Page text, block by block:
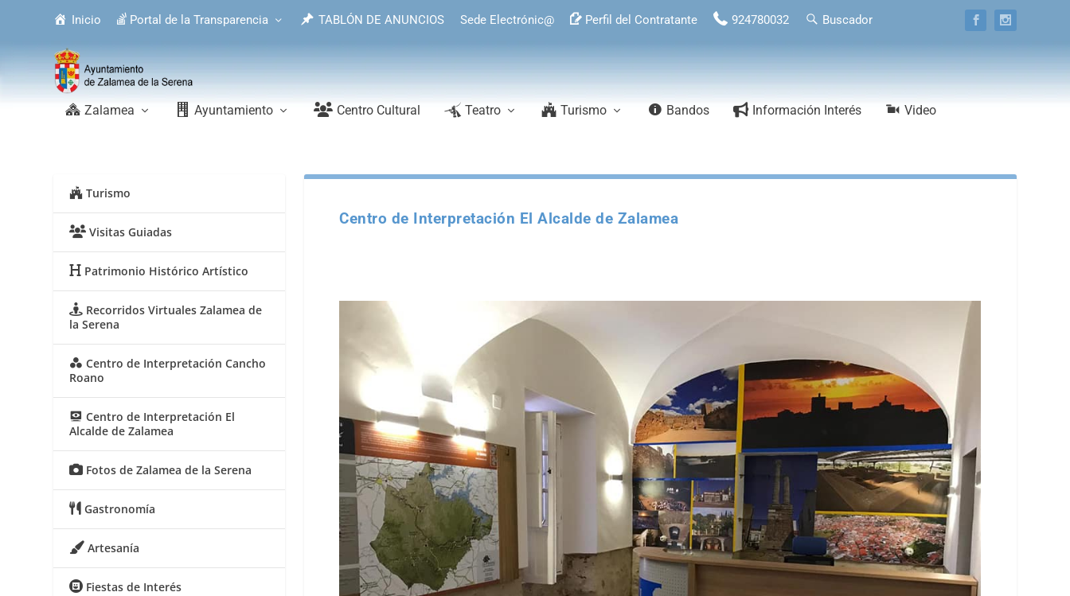
Inicio Portal de la Transparencia TABLÓN DE ANUNCIOS Sede Electrónic@ Perfil del Contratante 924780032 Buscador
Zalamea Ayuntamiento Centro Cultural Teatro Turismo Bandos Información Interés Video
Centro de Interpretación El Alcalde de Zalamea
Turismo
Visitas Guiadas
Patrimonio Histórico Artístico
Recorridos Virtuales Zalamea de
la Serena
Centro de Interpretación Cancho
Roano
Centro de Interpretación El
Alcalde de Zalamea
Fotos de Zalamea de la Serena
Gastronomía
Artesanía
Fiestas de Interés